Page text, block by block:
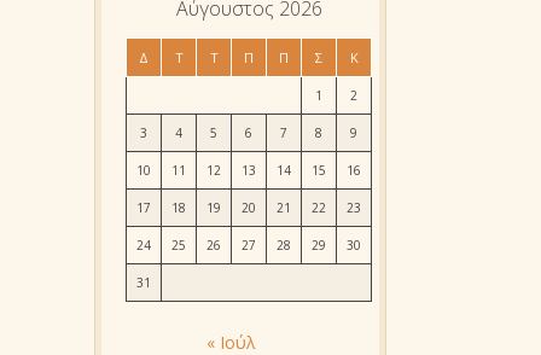
Αύγουστος 2026
Δ Τ Τ Π Π Σ Κ
1 2
3 4 5 6 7 8 9
10 11 12 13 14 15 16
17 18 19 20 21 22 23
24 25 26 27 28 29 30
31
« Ιούλ